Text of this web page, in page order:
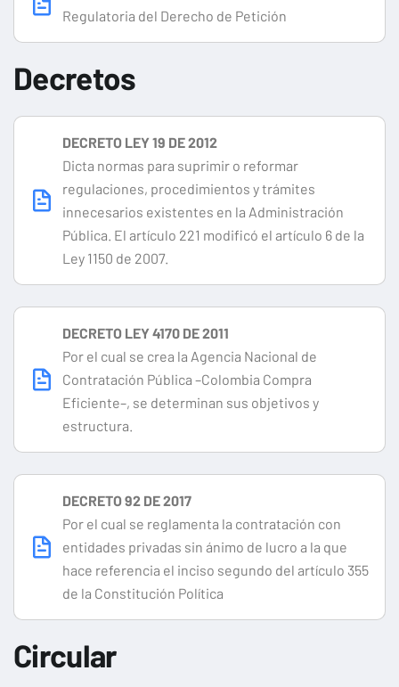
Regulatoria del Derecho de Petición
Decretos
DECRETO LEY 19 DE 2012
Dicta normas para suprimir o reformar
regulaciones, procedimientos y trámites
innecesarios existentes en la Administración
Pública. El artículo 221 modificó el artículo 6 de la
Ley 1150 de 2007.
DECRETO LEY 4170 DE 2011
Por el cual se crea la Agencia Nacional de
Contratación Pública –Colombia Compra
Eficiente–, se determinan sus objetivos y
estructura.
DECRETO 92 DE 2017
Por el cual se reglamenta la contratación con
entidades privadas sin ánimo de lucro a la que
hace referencia el inciso segundo del artículo 355
de la Constitución Política
Circular